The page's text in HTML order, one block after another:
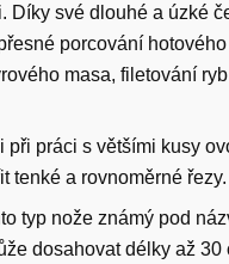
Díky své dlouhé a úzké
porcování
masa, filetování
při práci s většími kusy
tenké a rovnoměrné řezy.
typ nože známý pod
dosahovat délky až 30